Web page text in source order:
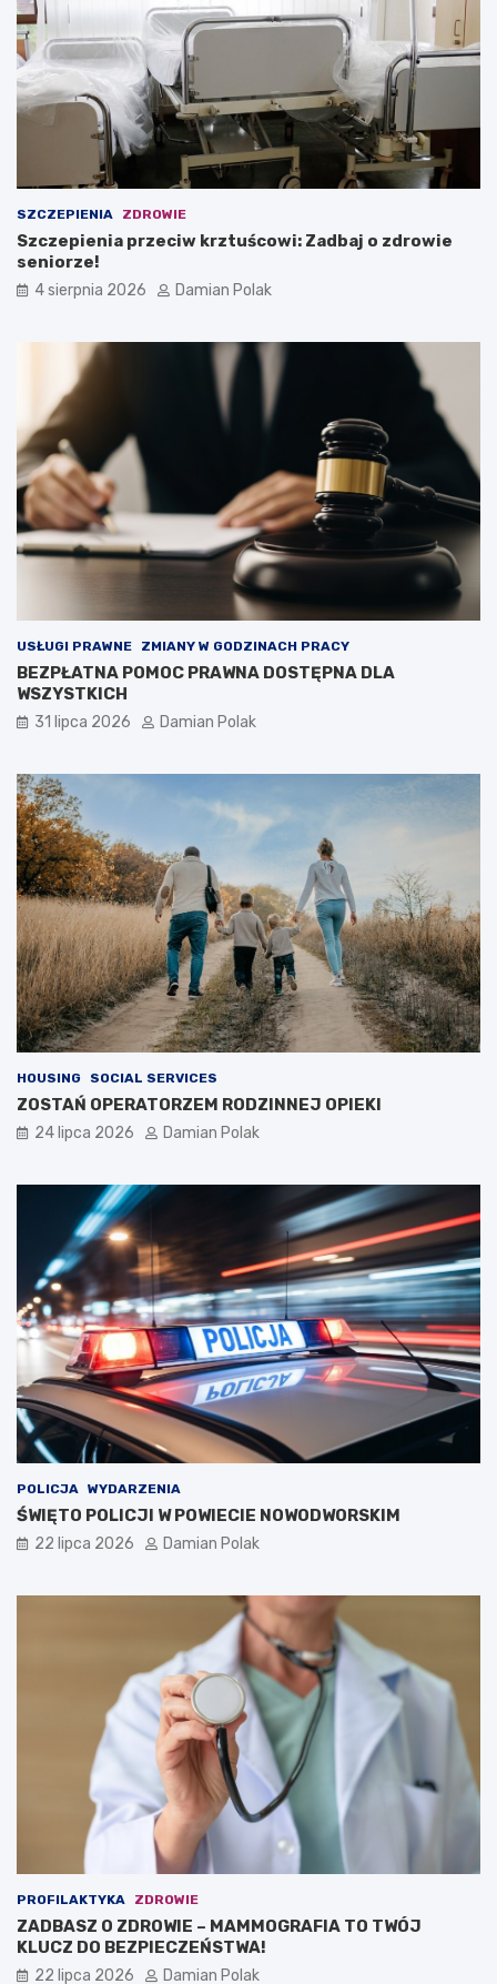
SZCZEPIENIA ZDROWIE
Szczepienia przeciw krztuścowi: Zadbaj o zdrowie
seniorze!
4 sierpnia 2026 Damian Polak
USŁUGI PRAWNE ZMIANY W GODZINACH PRACY
BEZPŁATNA POMOC PRAWNA DOSTĘPNA DLA
WSZYSTKICH
31 lipca 2026 Damian Polak
HOUSING SOCIAL SERVICES
ZOSTAŃ OPERATORZEM RODZINNEJ OPIEKI
24 lipca 2026 Damian Polak
POLICJA WYDARZENIA
ŚWIĘTO POLICJI W POWIECIE NOWODWORSKIM
22 lipca 2026 Damian Polak
PROFILAKTYKA ZDROWIE
ZADBASZ O ZDROWIE – MAMMOGRAFIA TO TWÓJ
KLUCZ DO BEZPIECZEŃSTWA!
22 lipca 2026 Damian Polak